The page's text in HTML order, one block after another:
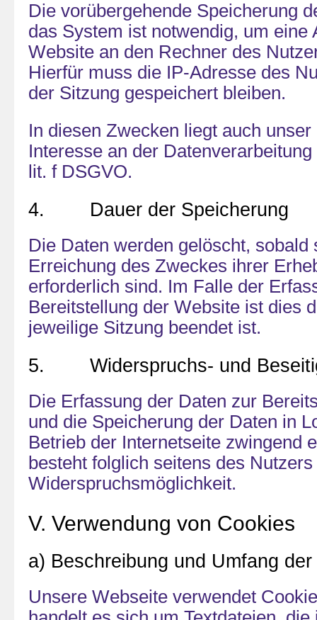
Die vorübergehende Speicherung
das System ist notwendig, um eine
Website an den Rechner des
Hierfür muss die IP-Adresse des
der Sitzung gespeichert bleiben.
In diesen Zwecken liegt auch
Interesse an der
lit. f DSGVO.
4. Dauer der Speicherung
Die Daten werden gelöscht, sobald
Erreichung des Zweckes ihrer
erforderlich sind. Im Falle der
Bereitstellung der Website ist dies
jeweilige Sitzung beendet ist.
5. Widerspruchs- und
Die Erfassung der Daten zur
und die Speicherung der Daten in
Betrieb der Internetseite zwingend
besteht folglich seitens des
Widerspruchsmöglichkeit.
V. Verwendung von Cookies
a) Beschreibung und Umfang
Unsere Webseite verwendet